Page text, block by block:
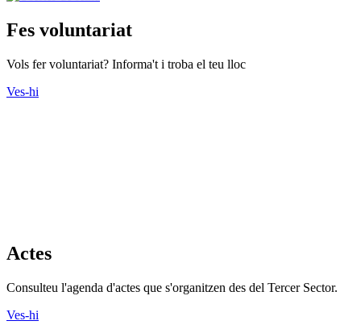
Fes voluntariat
Vols fer voluntariat? Informa't i troba el teu lloc
Ves-hi